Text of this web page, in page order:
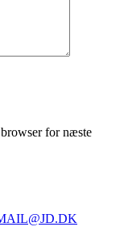
for næste